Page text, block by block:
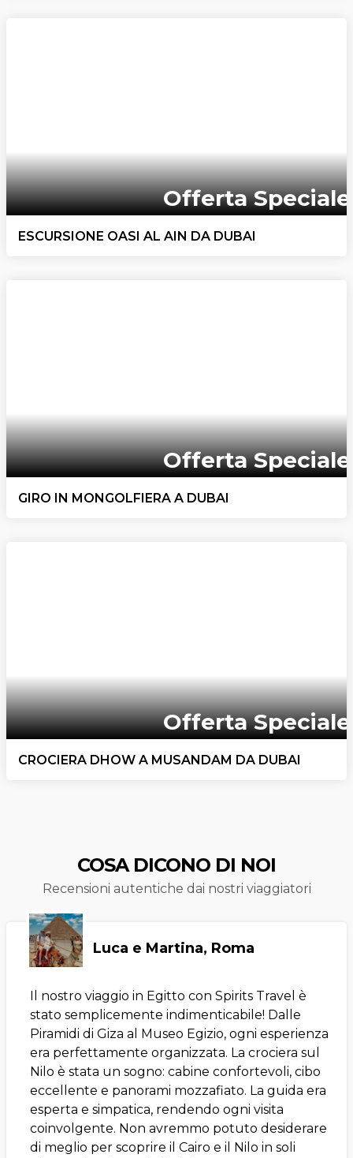
Offerta Speciale
ESCURSIONE OASI AL AIN DA DUBAI
Offerta Speciale
GIRO IN MONGOLFIERA A DUBAI
Offerta Speciale
CROCIERA DHOW A MUSANDAM DA DUBAI
COSA DICONO DI NOI
Recensioni autentiche dai nostri viaggiatori
Luca e Martina, Roma
Il nostro viaggio in Egitto con Spirits Travel è
stato semplicemente indimenticabile! Dalle
Piramidi di Giza al Museo Egizio, ogni esperienza
era perfettamente organizzata. La crociera sul
Nilo è stata un sogno: cabine confortevoli, cibo
eccellente e panorami mozzafiato. La guida era
esperta e simpatica, rendendo ogni visita
coinvolgente. Non avremmo potuto desiderare
di meglio per scoprire il Cairo e il Nilo in soli